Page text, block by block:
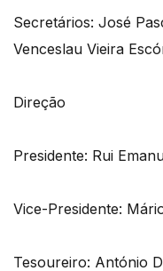
Secretários: José
Venceslau Vieira
Direção
Presidente: Rui
Vice-Presidente:
Tesoureiro: António